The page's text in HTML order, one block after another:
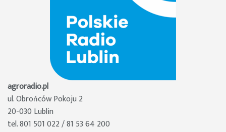
agroradio.pl
ul. Obrońców Pokoju 2
20-030 Lublin
tel. 801 501 022 / 81 53 64 200